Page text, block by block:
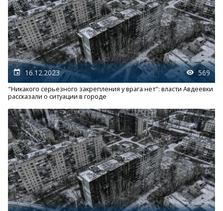
16.12.2023 569
"Никакого серьезного закрепления у врага нет": власти Авдеевки
рассказали о ситуации в городе